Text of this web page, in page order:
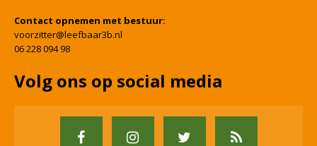
Contact opnemen met bestuur:
voorzitter@leefbaar3b.nl
06 228 094 98
Volg ons op social media